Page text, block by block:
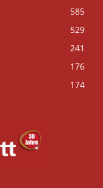
585
529
241
176
174